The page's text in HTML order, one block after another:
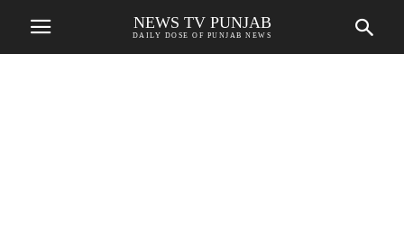
NEWS TV PUNJAB
DAILY DOSE OF PUNJAB NEWS